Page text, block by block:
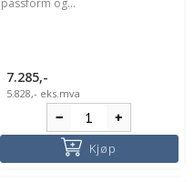
7.285,-
5.828,- eks.mva
Kjøp